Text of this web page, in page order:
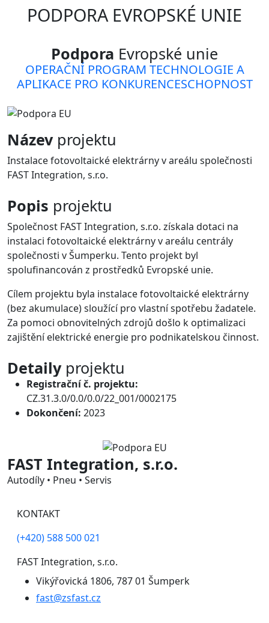
PODPORA EVROPSKÉ UNIE
Podpora Evropské unie
OPERAČNÍ PROGRAM TECHNOLOGIE A
APLIKACE PRO KONKURENCESCHOPNOST
Názevprojektu
Instalace fotovoltaické elektrárny v areálu společnosti
FAST Integration, s.r.o.
Popis projektu
Společnost FAST Integration, s.r.o. získala dotaci na
instalaci fotovoltaické elektrárny v areálu centrály
společnosti v Šumperku. Tento projekt byl
spolufinancován z prostředků Evropské unie.
Cílem projektu byla instalace fotovoltaické elektrárny
(bez akumulace) sloužící pro vlastní spotřebu žadatele.
Za pomoci obnovitelných zdrojů došlo k optimalizaci
zajištění elektrické energie pro podnikatelskou činnost.
Detailyprojektu
Registrační č. projektu:
CZ.31.3.0/0.0/0.0/22_001/0002175
Dokončení: 2023
FAST Integration, s.r.o.
Autodíly • Pneu • Servis
KONTAKT
(+420) 588 500 021
FAST Integration, s.r.o.
Vikýřovická 1806, 787 01 Šumperk
fast@zsfast.cz